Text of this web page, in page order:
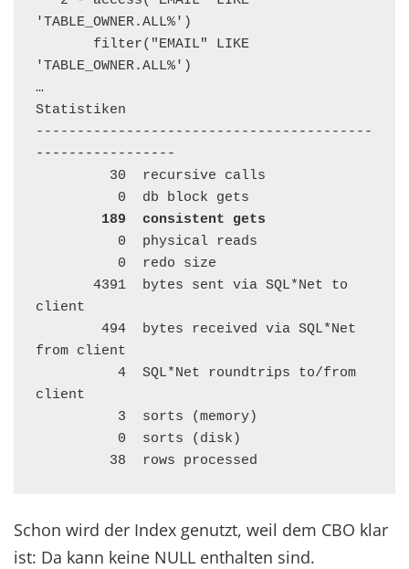
'TABLE_OWNER.ALL%')
'TABLE_OWNER.ALL%')
…
Statistiken
-----------------------------------------
-----------------
189  consistent gets
client
from client
client
         38  rows processed
Schon wird der Index genutzt, weil dem CBO klar
ist: Da kann keine NULL enthalten sind.